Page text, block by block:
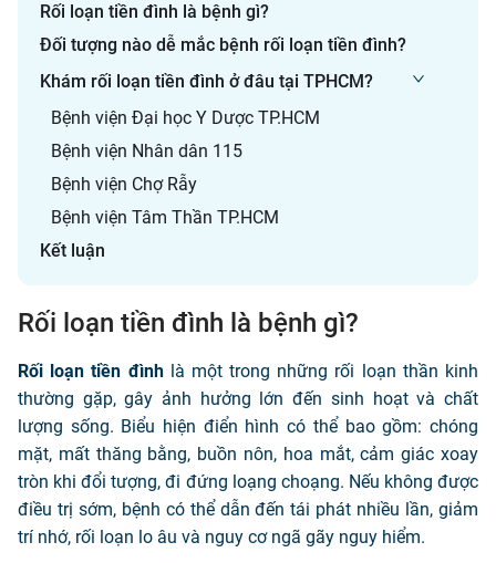
Rối loạn tiền đình là bệnh gì?
Đối tượng nào dễ mắc bệnh rối loạn tiền đình?
Khám rối loạn tiền đình ở đâu tại TPHCM?
Bệnh viện Đại học Y Dược TP.HCM
Bệnh viện Nhân dân 115
Bệnh viện Chợ Rẫy
Bệnh viện Tâm Thần TP.HCM
Kết luận
Rối loạn tiền đình là bệnh gì?
Rối loạn tiền đìnhlà một trong những rối loạn thần kinh
thường gặp, gây ảnh hưởng lớn đến sinh hoạt và chất
lượng sống. Biểu hiện điển hình có thể bao gồm: chóng
mặt, mất thăng bằng, buồn nôn, hoa mắt, cảm giác xoay
tròn khi đổi tượng, đi đứng loạng choạng. Nếu không được
điều trị sớm, bệnh có thể dẫn đến tái phát nhiều lần, giảm
trí nhớ, rối loạn lo âu và nguy cơ ngã gãy nguy hiểm.